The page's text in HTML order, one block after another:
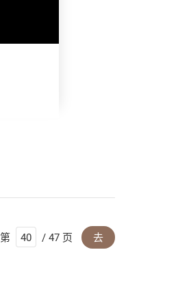
第 / 47 页 去